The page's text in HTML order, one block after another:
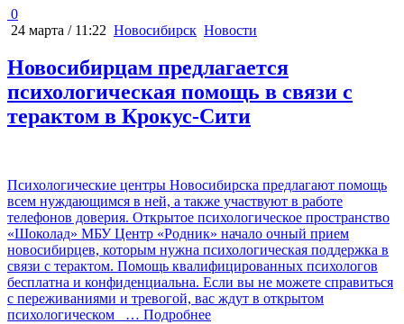
0
24 марта / 11:22 Новосибирск Новости
Новосибирцам предлагается
психологическая помощь в связи с
терактом в Крокус-Сити
Психологические центры Новосибирска предлагают помощь
всем нуждающимся в ней, а также участвуют в работе
телефонов доверия. Открытое психологическое пространство
«Шоколад» МБУ Центр «Родник» начало очный прием
новосибирцев, которым нужна психологическая поддержка в
связи с терактом. Помощь квалифицированных психологов
бесплатна и конфиденциальна. Если вы не можете справиться
с переживаниями и тревогой, вас ждут в открытом
психологическом
… Подробнее